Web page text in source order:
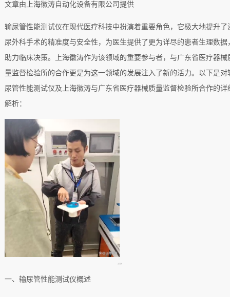
文章由上海徽涛自动化设备有限公司提供
输尿管性能测试仪在现代医疗科技中扮演着重要角色，它极大地提升了
尿外科手术的精准度与安全性，为医生提供了更为详尽的患者生理数据
助力临床决策。上海徽涛作为该领域的重要参与者，与广东省医疗器械
量监督检验所的合作更是为这一领域的发展注入了新的活力。以下是对
尿管性能测试仪及上海徽涛与广东省医疗器械质量监督检验所合作的详
解析：
上门合作
一、输尿管性能测试仪概述